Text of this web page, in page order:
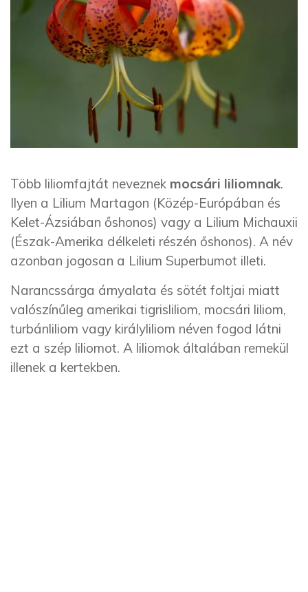
Több liliomfajtát neveznek mocsári liliomnak.
Ilyen a Lilium Martagon (Közép-Európában és
Kelet-Ázsiában őshonos) vagy a Lilium Michauxii
(Észak-Amerika délkeleti részén őshonos). A név
azonban jogosan a Lilium Superbumot illeti.
Narancssárga árnyalata és sötét foltjai miatt
valószínűleg amerikai tigrisliliom, mocsári liliom,
turbánliliom vagy királyliliom néven fogod látni
ezt a szép liliomot. A liliomok általában remekül
illenek a kertekben.